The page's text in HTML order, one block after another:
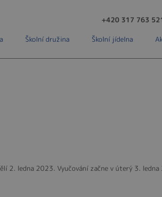
+420 317 763
Školní družina Školní jídelna
2. ledna 2023. Vyučování začne v úterý 3.